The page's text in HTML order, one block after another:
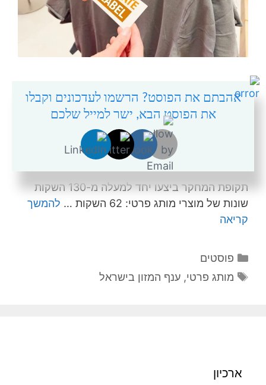
מחקר חדש של רשות התחרות בוחן כיצד כניסת
מותגים פרטיים משפיעה על מחירי הצרכן בשוק
המזון ומוצרי הצריכה, בפרט על מחירי המוצרים
הממותגים ועל המחיר הממוצע בקטגוריית המוצר.
המחקר מתמקד בשתי רשתות הקמעונאות הבולטות
בתחום המותג הפרטי: שופרסל ורמי לוי, שבמהלך
תקופת המחקר ביצעו יחד למעלה מ-130 השקות
שונות של מוצרי מותג פרטי: 62 השקות …
להמשך
קריאה
קטגוריות
פוסטים
תגיות
מותג פרטי, ענף המזון בישראל
ארכיון
אהבתם את הפוסט? הרשמו לעדכונים וקבלו
את הפוסט הבא, ישר למייל שלכם